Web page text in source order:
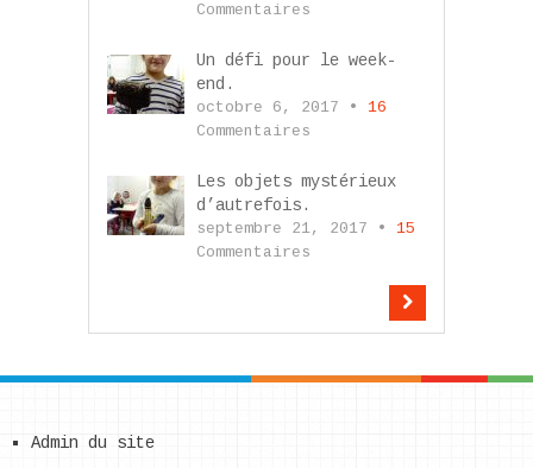
Commentaires
Un défi pour le week-
end.
octobre 6, 2017 • 16
Commentaires
Les objets mystérieux
d’autrefois.
septembre 21, 2017 • 15
Commentaires
Admin du site